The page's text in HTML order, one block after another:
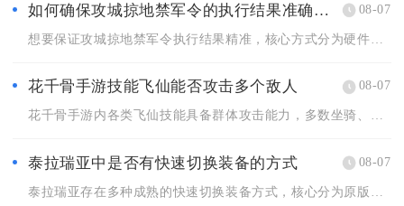
如何确保攻城掠地禁军令的执行结果准确无误 08-07
花千骨手游技能飞仙能否攻击多个敌人 08-07
花千骨手游内各类飞仙技能具备群体攻击能力，多数坐骑、灵宠解锁...
泰拉瑞亚中是否有快速切换装备的方式 08-07